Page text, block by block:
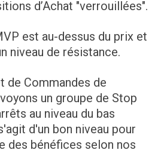
d’Achat "verrouillées".
est au-dessus du prix et
niveau de résistance.
de Commandes de
un groupe de Stop
au niveau du bas
d'un bon niveau pour
des bénéfices selon nos